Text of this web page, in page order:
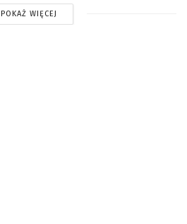
POKAŻ WIĘCEJ